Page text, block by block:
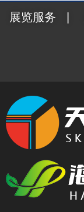
展览服务